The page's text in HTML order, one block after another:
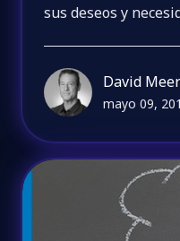
sus deseos y
David
mayo 09,